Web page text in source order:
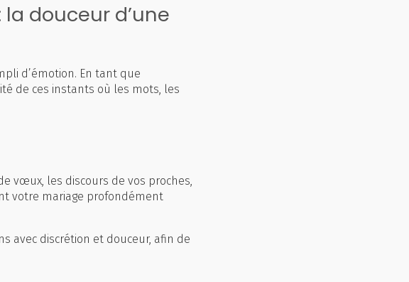
douceur d’une
d’émotion. En tant que
de ces instants où les mots, les
vœux, les discours de vos proches,
votre mariage profondément
avec discrétion et douceur, afin de